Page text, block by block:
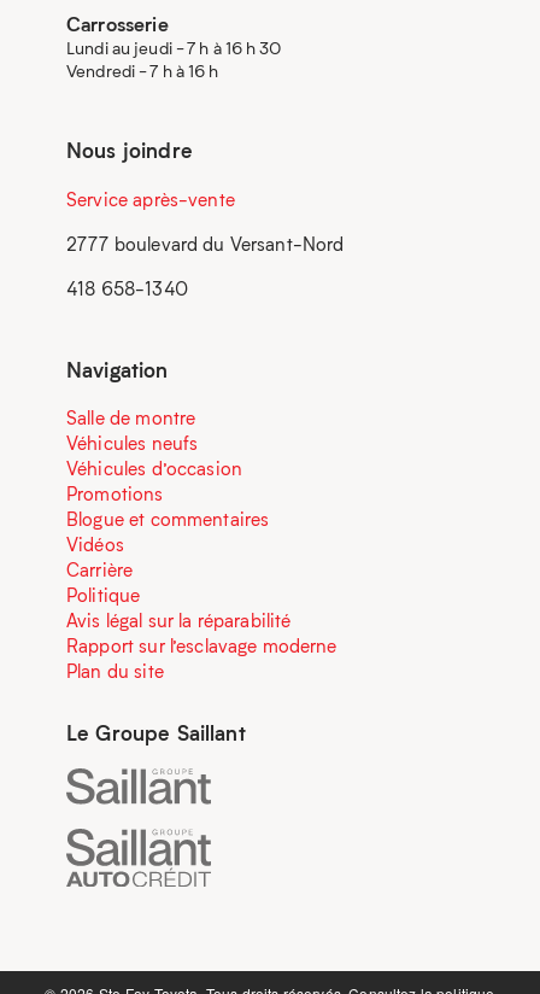
Carrosserie
Lundi au jeudi - 7 h à 16 h 30
Vendredi - 7 h à 16 h
Nous joindre
Service après-vente
2777 boulevard du Versant-Nord
418 658-1340
Navigation
Salle de montre
Véhicules neufs
Véhicules d’occasion
Promotions
Blogue et commentaires
Vidéos
Carrière
Politique
Avis légal sur la réparabilité
Rapport sur l’esclavage moderne
Plan du site
Le Groupe Saillant